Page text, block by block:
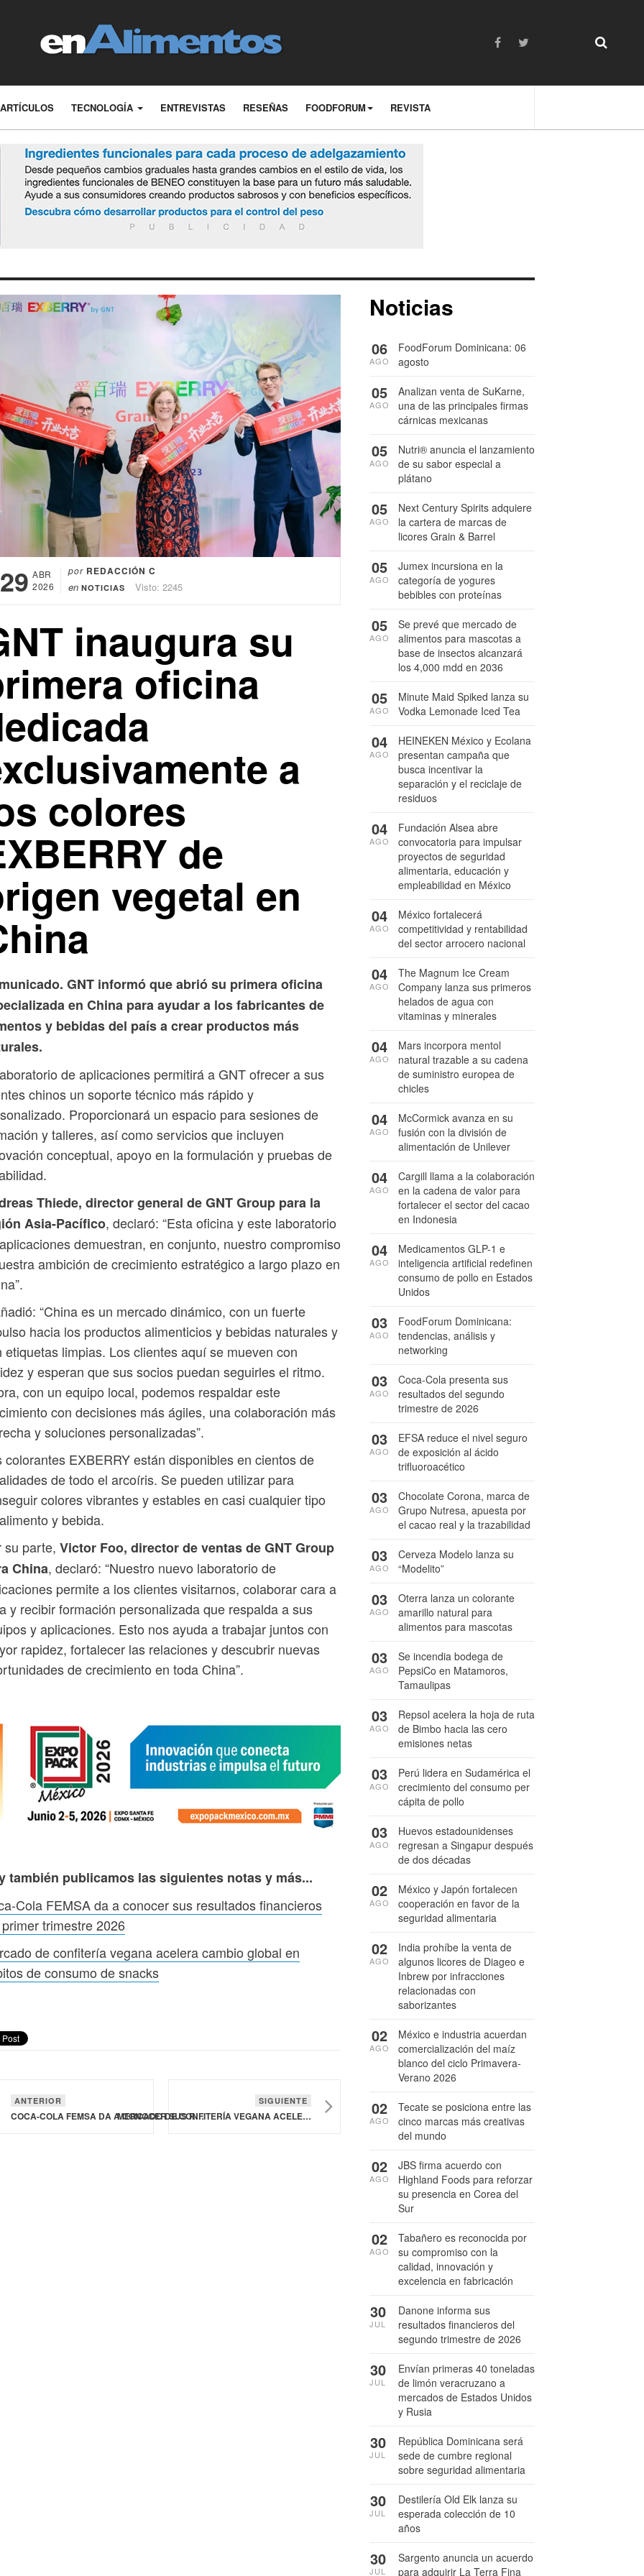
ARTÍCULOS TECNOLOGÍA ENTREVISTAS RESEÑAS FOODFORUM REVISTA
29 ABR
2026
por REDACCIÓN C
en NOTICIAS Visto: 2245
inaugura su
oficina
a
colores
de
vegetal en
GNT informó que abrió su primera oficina
en China para ayudar a los fabricantes de
y bebidas del país a crear productos más
de aplicaciones permitirá a GNT ofrecer a sus
chinos un soporte técnico más rápido y
Proporcionará un espacio para sesiones de
y talleres, así como servicios que incluyen
conceptual, apoyo en la formulación y pruebas de
Thiede, director general de GNT Group para la
Asia-Pacífico, declaró: “Esta oficina y este laboratorio
demuestran, en conjunto, nuestro compromiso
ambición de crecimiento estratégico a largo plazo en
“China es un mercado dinámico, con un fuerte
hacia los productos alimenticios y bebidas naturales y
etiquetas limpias. Los clientes aquí se mueven con
y esperan que sus socios puedan seguirles el ritmo.
con un equipo local, podemos respaldar este
con decisiones más ágiles, una colaboración más
y soluciones personalizadas”.
colorantes EXBERRY están disponibles en cientos de
de todo el arcoíris. Se pueden utilizar para
colores vibrantes y estables en casi cualquier tipo
y bebida.
su parte, Victor Foo, director de ventas de GNT Group
China, declaró: “Nuestro nuevo laboratorio de
permite a los clientes visitarnos, colaborar cara a
y recibir formación personalizada que respalda a sus
y aplicaciones. Esto nos ayuda a trabajar juntos con
rapidez, fortalecer las relaciones y descubrir nuevas
de crecimiento en toda China”.
también publicamos las siguientes notas y más...
Cola FEMSA da a conocer sus resultados financieros
trimestre 2026
de confitería vegana acelera cambio global en
de consumo de snacks
ANTERIOR
COCA-COLA FEMSA DA A CONOCER SUS RESULTADOS FINANCIEROS DEL PRIMER TRIMESTRE 2026
SIGUIENTE
MERCADO DE CONFITERÍA VEGANA ACELERA CAMBIO GLOBAL EN HÁBITOS DE CONSUMO DE SNACKS
Noticias
FoodForum Dominicana: 06
agosto
06
AGO
Analizan venta de SuKarne,
una de las principales firmas
cárnicas mexicanas
05
AGO
Nutri® anuncia el lanzamiento
de su sabor especial a
plátano
05
AGO
Next Century Spirits adquiere
la cartera de marcas de
licores Grain & Barrel
05
AGO
Jumex incursiona en la
categoría de yogures
bebibles con proteínas
05
AGO
Se prevé que mercado de
alimentos para mascotas a
base de insectos alcanzará
los 4,000 mdd en 2036
05
AGO
Minute Maid Spiked lanza su
Vodka Lemonade Iced Tea
05
AGO
HEINEKEN México y Ecolana
presentan campaña que
busca incentivar la
separación y el reciclaje de
residuos
04
AGO
Fundación Alsea abre
convocatoria para impulsar
proyectos de seguridad
alimentaria, educación y
empleabilidad en México
04
AGO
México fortalecerá
competitividad y rentabilidad
del sector arrocero nacional
04
AGO
The Magnum Ice Cream
Company lanza sus primeros
helados de agua con
vitaminas y minerales
04
AGO
Mars incorpora mentol
natural trazable a su cadena
de suministro europea de
chicles
04
AGO
McCormick avanza en su
fusión con la división de
alimentación de Unilever
04
AGO
Cargill llama a la colaboración
en la cadena de valor para
fortalecer el sector del cacao
en Indonesia
04
AGO
Medicamentos GLP-1 e
inteligencia artificial redefinen
consumo de pollo en Estados
Unidos
04
AGO
FoodForum Dominicana:
tendencias, análisis y
networking
03
AGO
Coca-Cola presenta sus
resultados del segundo
trimestre de 2026
03
AGO
EFSA reduce el nivel seguro
de exposición al ácido
trifluoroacético
03
AGO
Chocolate Corona, marca de
Grupo Nutresa, apuesta por
el cacao real y la trazabilidad
03
AGO
Cerveza Modelo lanza su
“Modelito”
03
AGO
Oterra lanza un colorante
amarillo natural para
alimentos para mascotas
03
AGO
Se incendia bodega de
PepsiCo en Matamoros,
Tamaulipas
03
AGO
Repsol acelera la hoja de ruta
de Bimbo hacia las cero
emisiones netas
03
AGO
Perú lidera en Sudamérica el
crecimiento del consumo per
cápita de pollo
03
AGO
Huevos estadounidenses
regresan a Singapur después
de dos décadas
03
AGO
México y Japón fortalecen
cooperación en favor de la
seguridad alimentaria
02
AGO
India prohíbe la venta de
algunos licores de Diageo e
Inbrew por infracciones
relacionadas con
saborizantes
02
AGO
México e industria acuerdan
comercialización del maíz
blanco del ciclo Primavera-
Verano 2026
02
AGO
Tecate se posiciona entre las
cinco marcas más creativas
del mundo
02
AGO
JBS firma acuerdo con
Highland Foods para reforzar
su presencia en Corea del
Sur
02
AGO
Tabañero es reconocida por
su compromiso con la
calidad, innovación y
excelencia en fabricación
02
AGO
Danone informa sus
resultados financieros del
segundo trimestre de 2026
30
JUL
Envían primeras 40 toneladas
de limón veracruzano a
mercados de Estados Unidos
y Rusia
30
JUL
República Dominicana será
sede de cumbre regional
sobre seguridad alimentaria
30
JUL
Destilería Old Elk lanza su
esperada colección de 10
años
30
JUL
Sargento anuncia un acuerdo
para adquirir La Terra Fina
30
JUL